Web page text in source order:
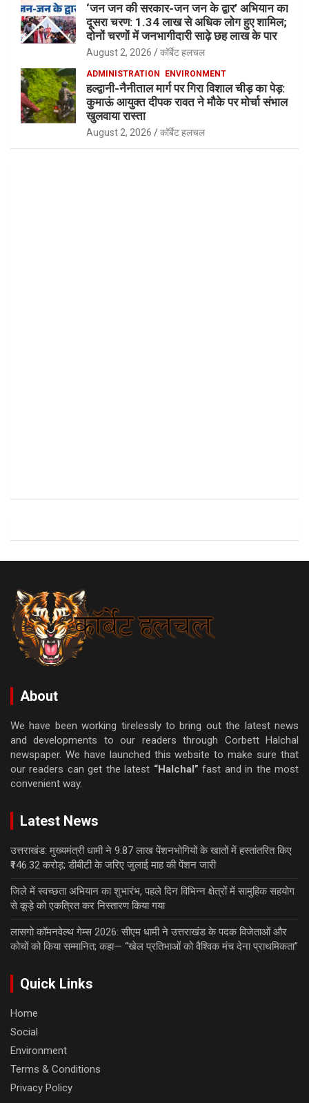
‘जन जन की सरकार-जन जन के द्वार’ अभियान का
दूसरा चरण: 1.34 लाख से अधिक लोग हुए शामिल;
दोनों चरणों में जनभागीदारी साढ़े छह लाख के पार
August 2, 2026 कॉर्बेट हलचल
ADMINISTRATION ENVIRONMENT
हल्द्वानी-नैनीताल मार्ग पर गिरा विशाल चीड़ का पेड़:
कुमाऊं आयुक्त दीपक रावत ने मौके पर मोर्चा संभाल
खुलवाया रास्ता
August 2, 2026 कॉर्बेट हलचल
About
We have been working tirelessly to bring out the latest news
and developments to our readers through Corbett Halchal
newspaper. We have launched this website to make sure that
our readers can get the latest “Halchal” fast and in the most
convenient way.
Latest News
उत्तराखंड: मुख्यमंत्री धामी ने 9.87 लाख पेंशनभोगियों के खातों में हस्तांतरित किए
₹146.32 करोड़; डीबीटी के जरिए जुलाई माह की पेंशन जारी
जिले में स्वच्छता अभियान का शुभारंभ, पहले दिन विभिन्न क्षेत्रों में सामुहिक सहयोग
से कूड़े को एकत्रित कर निस्तारण किया गया
लासगो कॉमनवेल्थ गेम्स 2026: सीएम धामी ने उत्तराखंड के पदक विजेताओं और
कोचों को किया सम्मानित; कहा— “खेल प्रतिभाओं को वैश्विक मंच देना प्राथमिकता”
Quick Links
Home
Social
Environment
Terms & Conditions
Privacy Policy